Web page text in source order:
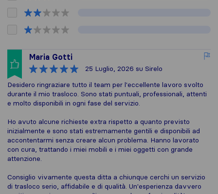
Maria Gotti
25 Luglio, 2026 su Sirelo
Desidero ringraziare tutto il team per l'eccellente lavoro svolto
durante il mio trasloco. Sono stati puntuali, professionali, attenti
e molto disponibili in ogni fase del servizio.
Ho avuto alcune richieste extra rispetto a quanto previsto
inizialmente e sono stati estremamente gentili e disponibili ad
accontentarmi senza creare alcun problema. Hanno lavorato
con cura, trattando i miei mobili e i miei oggetti con grande
attenzione.
Consiglio vivamente questa ditta a chiunque cerchi un servizio
di trasloco serio, affidabile e di qualità. Un'esperienza davvero